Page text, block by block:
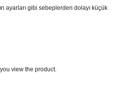
ayarları gibi sebeplerden dolayı küçük
view the product.